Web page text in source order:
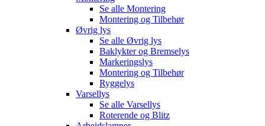
Se alle Montering
Montering og Tilbehør
Øvrig lys
Se alle Øvrig lys
Baklykter og Bremselys
Markeringslys
Montering og Tilbehør
Ryggelys
Varsellys
Se alle Varsellys
Roterende og Blitz